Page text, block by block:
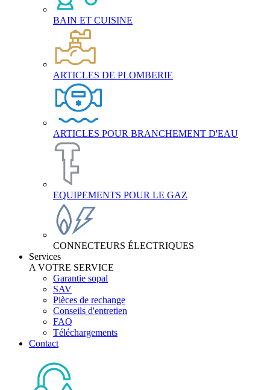
BAIN ET CUISINE
ARTICLES DE PLOMBERIE
ARTICLES POUR BRANCHEMENT D'EAU
EQUIPEMENTS POUR LE GAZ
CONNECTEURS ÉLECTRIQUES
Services
A VOTRE SERVICE
Garantie sopal
SAV
Pièces de rechange
Conseils d'entretien
FAQ
Téléchargements
Contact